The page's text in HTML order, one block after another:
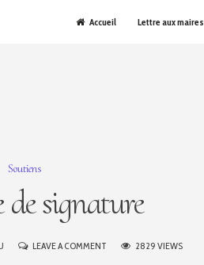
Accueil Lettre aux maires
Soutiens
de signature
LEAVE A COMMENT 2829 VIEWS